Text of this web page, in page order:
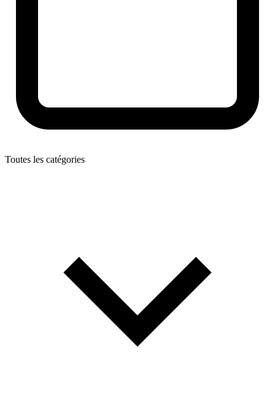
Toutes les catégories